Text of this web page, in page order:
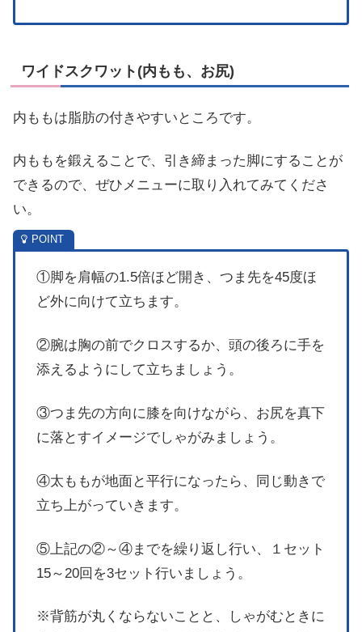
ワイドスクワット(内もも、お尻)
内ももは脂肪の付きやすいところです。
内ももを鍛えることで、引き締まった脚にすることが
できるので、ぜひメニューに取り入れてみてくださ
い。
①脚を肩幅の1.5倍ほど開き、つま先を45度ほ
ど外に向けて立ちます。
②腕は胸の前でクロスするか、頭の後ろに手を
添えるようにして立ちましょう。
③つま先の方向に膝を向けながら、お尻を真下
に落とすイメージでしゃがみましょう。
④太ももが地面と平行になったら、同じ動きで
立ち上がっていきます。
⑤上記の②～④までを繰り返し行い、１セット
15～20回を3セット行いましょう。
※背筋が丸くならないことと、しゃがむときに